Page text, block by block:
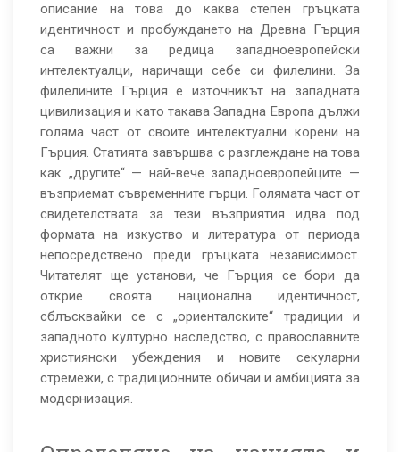
описание на това до каква степен гръцката
идентичност и пробуждането на Древна Гърция
са важни за редица западноевропейски
интелектуалци, наричащи себе си филелини. За
филелините Гърция е източникът на западната
цивилизация и като такава Западна Европа дължи
голяма част от своите интелектуални корени на
Гърция. Статията завършва с разглеждане на това
как „другите“ — най-вече западноевропейците —
възприемат съвременните гърци. Голямата част от
свидетелствата за тези възприятия идва под
формата на изкуство и литература от периода
непосредствено преди гръцката независимост.
Читателят ще установи, че Гърция се бори да
открие своята национална идентичност,
сблъсквайки се с „ориенталските“ традиции и
западното културно наследство, с православните
християнски убеждения и новите секуларни
стремежи, с традиционните обичаи и амбицията за
модернизация.